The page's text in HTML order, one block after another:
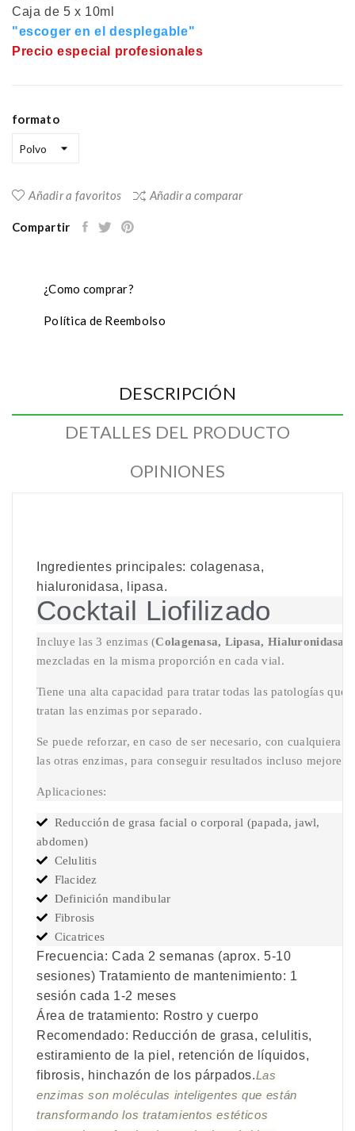
Caja de 5 x 10ml
"escoger en el desplegable"
Precio especial profesionales
formato
Añadir a favoritos Añadir a comparar
Compartir
¿Como comprar?
Política de Reembolso
DESCRIPCIÓN
DETALLES DEL PRODUCTO
OPINIONES
Ingredientes principales: colagenasa,
hialuronidasa, lipasa.
Cocktail Liofilizado
Incluye las 3 enzimas (Colagenasa, Lipasa, Hialuronidasa
mezcladas en la misma proporción en cada vial.
Tiene una alta capacidad para tratar todas las patologías que
tratan las enzimas por separado.
Se puede reforzar, en caso de ser necesario, con cualquiera
las otras enzimas, para conseguir resultados incluso mejores.
Aplicaciones:
Reducción de grasa facial o corporal (papada, jawl,
abdomen)
Celulitis
Flacidez
Definición mandibular
Fibrosis
Cicatrices
Frecuencia: Cada 2 semanas (aprox. 5-10
sesiones) Tratamiento de mantenimiento: 1
sesión cada 1-2 meses
Área de tratamiento: Rostro y cuerpo
Recomendado: Reducción de grasa, celulitis,
estiramiento de la piel, retención de líquidos,
fibrosis, hinchazón de los párpados.Las
enzimas son moléculas inteligentes que están
transformando los tratamientos estéticos